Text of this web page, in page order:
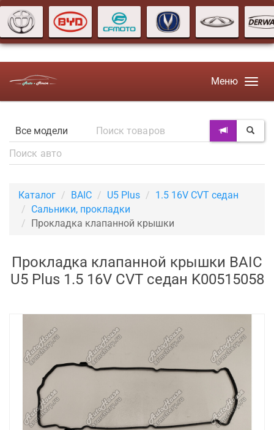
Меню
Каталог BAIC U5 Plus
1.5 16V CVT седан
Сальники, прокладки
Прокладка клапанной крышки
Прокладка клапанной крышки BAIC
U5 Plus 1.5 16V CVT седан K00515058